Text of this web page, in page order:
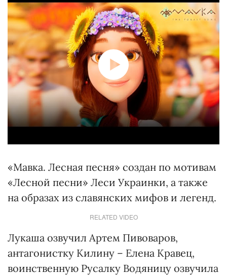
«Мавка. Лесная песня» создан по мотивам
«Лесной песни» Леси Украинки, а также
на образах из славянских мифов и легенд.
RELATED VIDEO
Лукаша озвучил Артем Пивоваров,
антагонистку Килину – Елена Кравец,
воинственную Русалку Водяницу озвучила